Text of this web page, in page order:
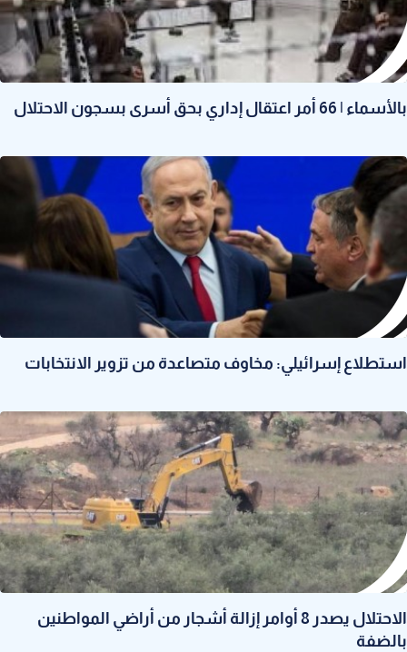
بالأسماء | 66 أمر اعتقال إداري بحق أسرى بسجون الاحتلال
استطلاع إسرائيلي: مخاوف متصاعدة من تزوير الانتخابات
الاحتلال يصدر 8 أوامر إزالة أشجار من أراضي المواطنين
بالضفة